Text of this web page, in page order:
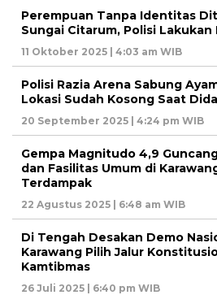
Perempuan Tanpa Identitas
Sungai Citarum, Polisi Lakukan
11 Oktober 2025 | 4:03 am WIB
Polisi Razia Arena Sabung
Lokasi Sudah Kosong Saat
20 September 2025 | 4:24 pm WIB
Gempa Magnitudo 4,9
dan Fasilitas Umum di
Terdampak
22 Agustus 2025 | 6:48 am WIB
Di Tengah Desakan Demo
Karawang Pilih Jalur
Kamtibmas
26 Juli 2025 | 6:40 pm WIB